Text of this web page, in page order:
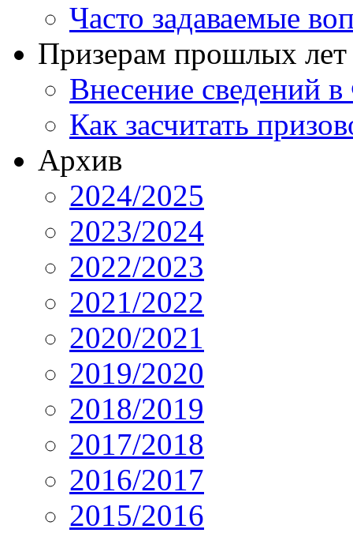
Часто задаваемые
Призерам прошлых лет
Внесение
Как засчитать
Архив
2024/2025
2023/2024
2022/2023
2021/2022
2020/2021
2019/2020
2018/2019
2017/2018
2016/2017
2015/2016